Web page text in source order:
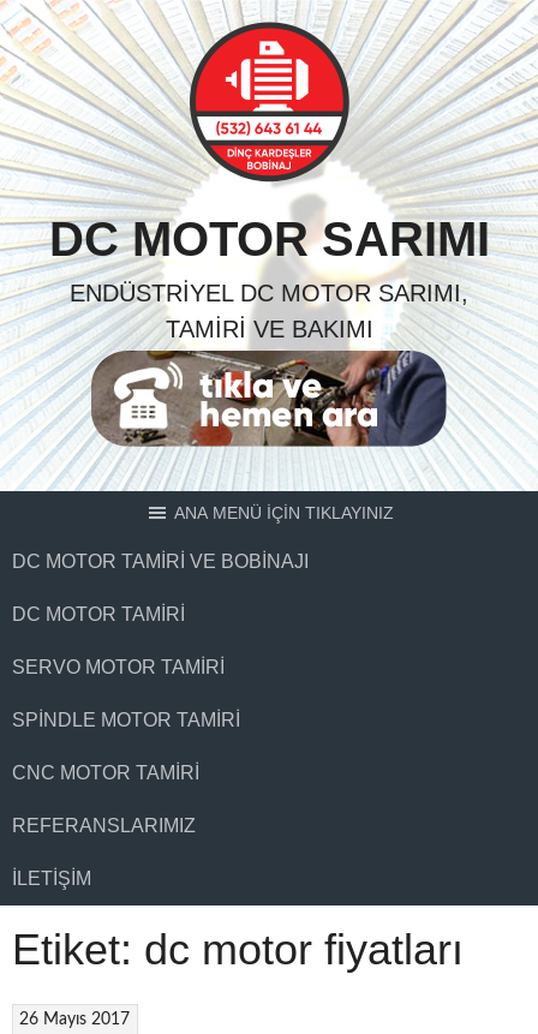
Skip
to
content
DC MOTOR SARIMI
ENDÜSTRIYEL DC MOTOR SARIMI,
TAMIRI VE BAKIMI
ANA MENÜ İÇİN TIKLAYINIZ
DC MOTOR TAMIRI VE BOBINAJI
DC MOTOR TAMIRI
SERVO MOTOR TAMIRI
SPINDLE MOTOR TAMIRI
CNC MOTOR TAMIRI
REFERANSLARIMIZ
İLETIŞIM
Etiket: dc motor fiyatları
26 Mayıs 2017